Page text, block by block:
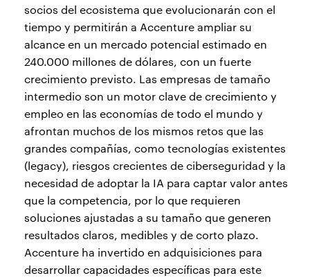
socios del ecosistema que evolucionarán con el
tiempo y permitirán a Accenture ampliar su
alcance en un mercado potencial estimado en
240.000 millones de dólares, con un fuerte
crecimiento previsto. Las empresas de tamaño
intermedio son un motor clave de crecimiento y
empleo en las economías de todo el mundo y
afrontan muchos de los mismos retos que las
grandes compañías, como tecnologías existentes
(legacy), riesgos crecientes de ciberseguridad y la
necesidad de adoptar la IA para captar valor antes
que la competencia, por lo que requieren
soluciones ajustadas a su tamaño que generen
resultados claros, medibles y de corto plazo.
Accenture ha invertido en adquisiciones para
desarrollar capacidades específicas para este